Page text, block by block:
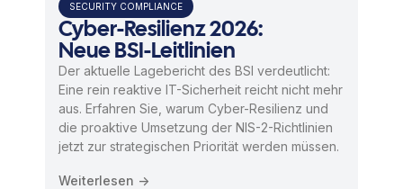
SECURITY COMPLIANCE
Cyber-Resilienz 2026:
Neue BSI-Leitlinien
Der aktuelle Lagebericht des BSI verdeutlicht:
Eine rein reaktive IT-Sicherheit reicht nicht mehr
aus. Erfahren Sie, warum Cyber-Resilienz und
die proaktive Umsetzung der NIS-2-Richtlinien
jetzt zur strategischen Priorität werden müssen.
Weiterlesen ->